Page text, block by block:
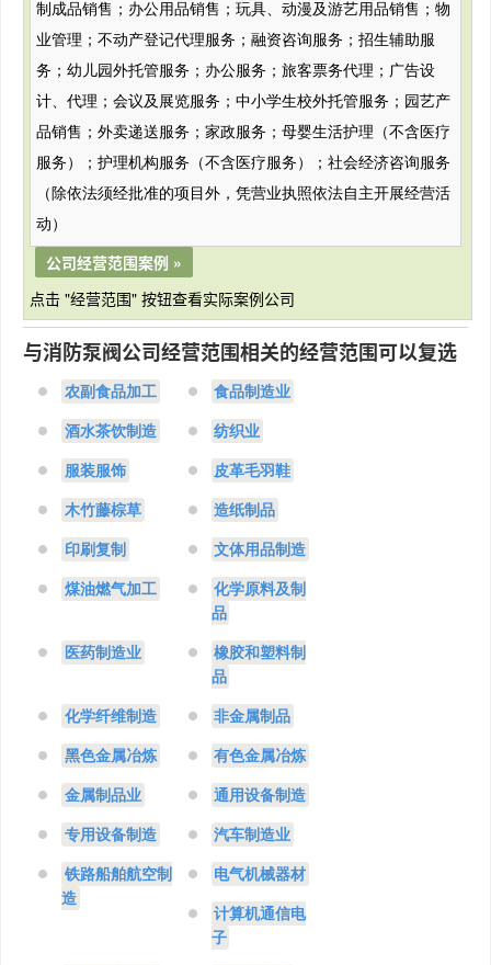
制成品销售；办公用品销售；玩具、动漫及游艺用品销售；物
业管理；不动产登记代理服务；融资咨询服务；招生辅助服
务；幼儿园外托管服务；办公服务；旅客票务代理；广告设
计、代理；会议及展览服务；中小学生校外托管服务；园艺产
品销售；外卖递送服务；家政服务；母婴生活护理（不含医疗
服务）；护理机构服务（不含医疗服务）；社会经济咨询服务
（除依法须经批准的项目外，凭营业执照依法自主开展经营活
动）
公司经营范围案例 »
点击 "经营范围" 按钮查看实际案例公司
与消防泵阀公司经营范围相关的经营范围可以复选
农副食品加工 食品制造业
酒水茶饮制造 纺织业
服装服饰 皮革毛羽鞋
木竹藤棕草 造纸制品
印刷复制 文体用品制造
煤油燃气加工
化学原料及制
品
医药制造业
橡胶和塑料制
品
化学纤维制造 非金属制品
黑色金属冶炼 有色金属冶炼
金属制品业 通用设备制造
专用设备制造 汽车制造业
铁路船舶航空制
造
电气机械器材
计算机通信电
子